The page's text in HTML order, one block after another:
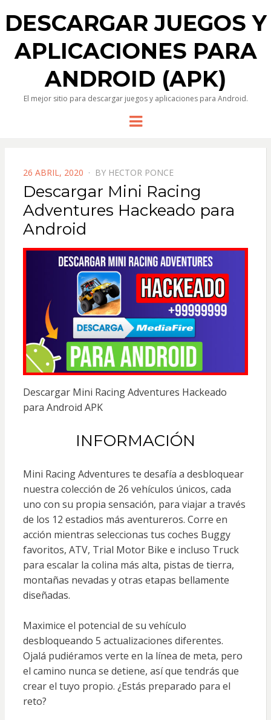
DESCARGAR JUEGOS Y
APLICACIONES PARA
ANDROID (APK)
El mejor sitio para descargar juegos y aplicaciones para Android.
Menu
POSTED
ON
26 ABRIL, 2020 BY HECTOR PONCE
Descargar Mini Racing
Adventures Hackeado para
Android
Descargar Mini Racing Adventures Hackeado
para Android APK
INFORMACIÓN
Mini Racing Adventures te desafía a desbloquear
nuestra colección de 26 vehículos únicos, cada
uno con su propia sensación, para viajar a través
de los 12 estadios más aventureros. Corre en
acción mientras seleccionas tus coches Buggy
favoritos, ATV, Trial Motor Bike e incluso Truck
para escalar la colina más alta, pistas de tierra,
montañas nevadas y otras etapas bellamente
diseñadas.
Maximice el potencial de su vehículo
desbloqueando 5 actualizaciones diferentes.
Ojalá pudiéramos verte en la línea de meta, pero
el camino nunca se detiene, así que tendrás que
crear el tuyo propio. ¿Estás preparado para el
reto?